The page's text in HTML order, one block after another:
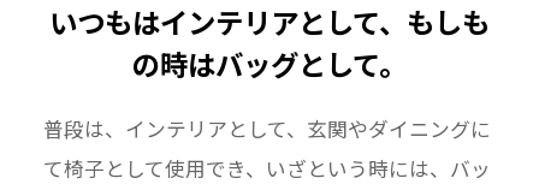
いつもはインテリアとして、もしも
の時はバッグとして。
普段は、インテリアとして、玄関やダイニングに
て椅子として使用でき、いざという時には、バッ